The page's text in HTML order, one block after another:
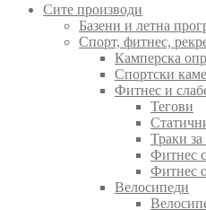
Сите производи
Базени и летна
Спорт, фитнес,
Камперска
Спортски
Фитнес и
Тегови
Траки
Фитнес
Фитнес
Велосипеди